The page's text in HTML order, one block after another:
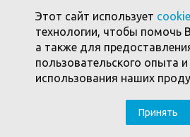
Политика
Пользовательское
Политика использования
SEO-продвижение - компания Clickmedia
Этот сайт использует
технологии, чтобы помочь
а также для
пользовательского опыта
использования наших
Принять